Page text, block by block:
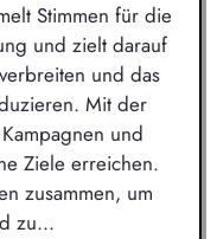
Stimmen für die
und zielt darauf
und das
Mit der
und
Ziele erreichen.
zusammen, um
zu...